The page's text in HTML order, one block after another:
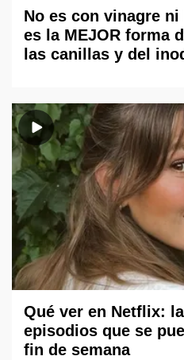
No es con vinagre
es la MEJOR forma
las canillas y del
Qué ver en Netflix:
episodios que se
fin de semana